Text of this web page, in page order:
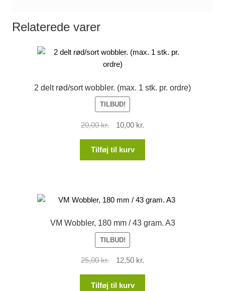
Relaterede varer
2 delt rød/sort wobbler. (max. 1 stk. pr. ordre)
TILBUD!
20,00kr.
Den
pris
var:
10,00 kr.
er:
Tilføj til kurv
VM Wobbler, 180 mm / 43 gram. A3
TILBUD!
25,00kr.
Den
pris
12,50 kr.Den
Tilføj til kurv